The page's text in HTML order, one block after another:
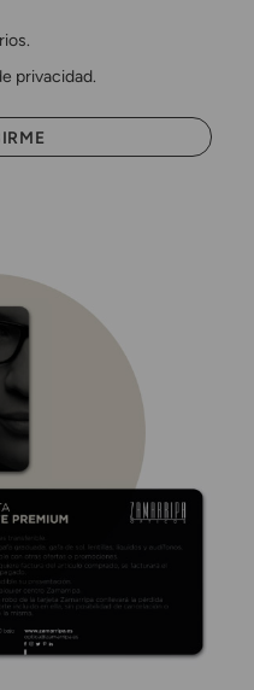
privacidad.